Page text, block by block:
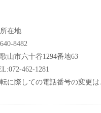
在地
8482
山市六十谷1294番地63
462-1281
に際しての電話番号の変更は